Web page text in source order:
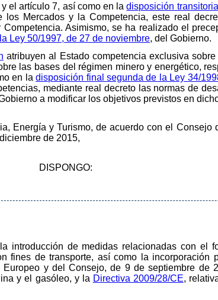
el artículo 7, así como en ladisposición
Mercados y la Competencia, este real
Asimismo, se ha realizado el
Ley 50/1997, de 27 de noviembre, del Gobierno.
atribuyen al Estado competencia exclusiva
las bases del régimen minero y energético,
en ladisposición final segunda de la Ley 34/
mediante real decreto las normas de
a modificar los objetivos previstos en
Energía y Turismo, de acuerdo con el Consejo
de 2015,
DISPONGO:
introducción de medidas relacionadas con el
fines de transporte, así como la incorporación
y del Consejo, de 9 de septiembre de
y el gasóleo, y la Directiva 2009/28/CE,